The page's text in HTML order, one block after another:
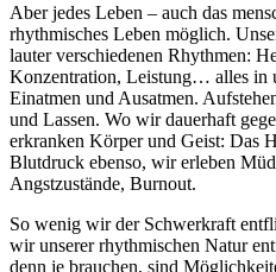
Aber jedes Leben – auch das
rhythmisches Leben möglich.
lauter verschiedenen Rhythmen:
Konzentration, Leistung… alles in
Einatmen und Ausatmen.
und Lassen. Wo wir dauerhaft
erkranken Körper und Geist: Das
Blutdruck ebenso, wir erleben
Angstzustände, Burnout.
So wenig wir der Schwerkraft
wir unserer rhythmischen Natur
denn je brauchen, sind